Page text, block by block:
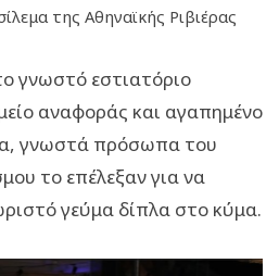
της Αθηναϊκής Ριβιέρας
γνωστό εστιατόριο
αναφοράς και αγαπημένο
γνωστά πρόσωπα του
το επέλεξαν για να
γεύμα δίπλα στο κύμα.